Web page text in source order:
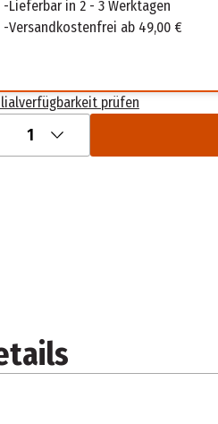
Lieferbar in 2 - 3 Werktagen
Versandkostenfrei ab 49,00 €
prüfen
1